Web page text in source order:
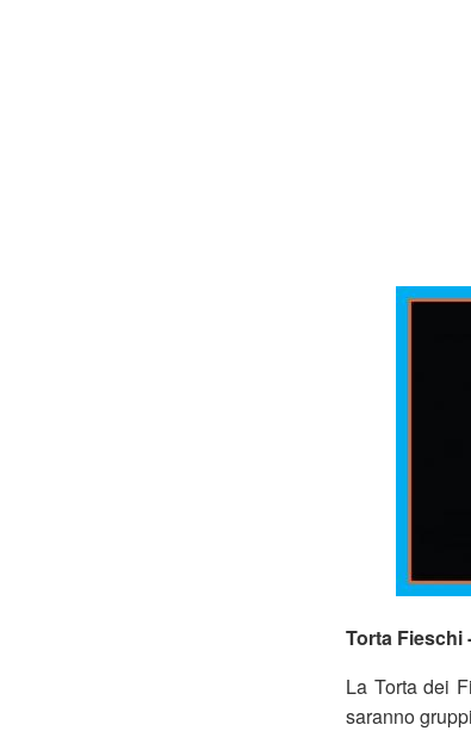
Torta Fieschi
La Torta dei
saranno